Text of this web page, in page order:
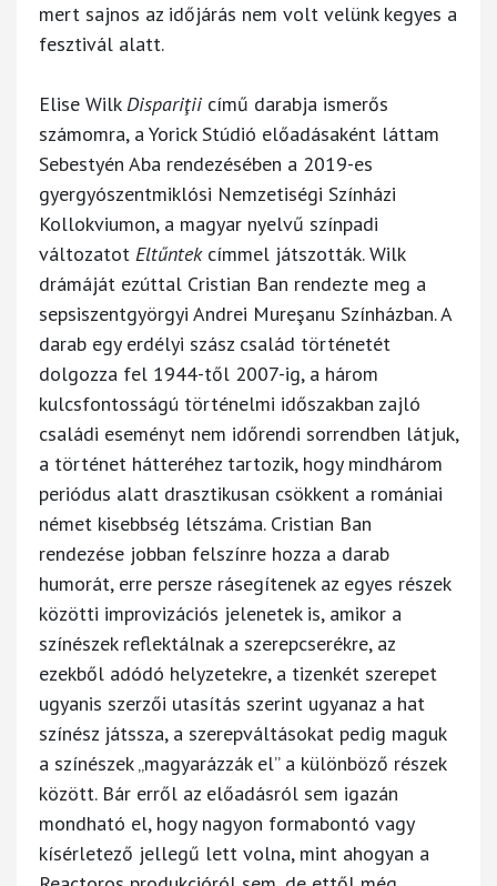
mert sajnos az időjárás nem volt velünk kegyes a
fesztivál alatt.
Elise Wilk Dispariţii című darabja ismerős
számomra, a Yorick Stúdió előadásaként láttam
Sebestyén Aba rendezésében a 2019-es
gyergyószentmiklósi Nemzetiségi Színházi
Kollokviumon, a magyar nyelvű színpadi
változatot Eltűntek címmel játszották. Wilk
drámáját ezúttal Cristian Ban rendezte meg a
sepsiszentgyörgyi Andrei Mureşanu Színházban. A
darab egy erdélyi szász család történetét
dolgozza fel 1944-től 2007-ig, a három
kulcsfontosságú történelmi időszakban zajló
családi eseményt nem időrendi sorrendben látjuk,
a történet hátteréhez tartozik, hogy mindhárom
periódus alatt drasztikusan csökkent a romániai
német kisebbség létszáma. Cristian Ban
rendezése jobban felszínre hozza a darab
humorát, erre persze rásegítenek az egyes részek
közötti improvizációs jelenetek is, amikor a
színészek reflektálnak a szerepcserékre, az
ezekből adódó helyzetekre, a tizenkét szerepet
ugyanis szerzői utasítás szerint ugyanaz a hat
színész játssza, a szerepváltásokat pedig maguk
a színészek „magyarázzák el” a különböző részek
között. Bár erről az előadásról sem igazán
mondható el, hogy nagyon formabontó vagy
kísérletező jellegű lett volna, mint ahogyan a